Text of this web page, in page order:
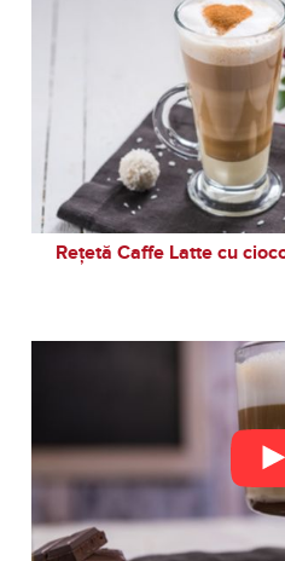
Rețetă Caffe Latte cu